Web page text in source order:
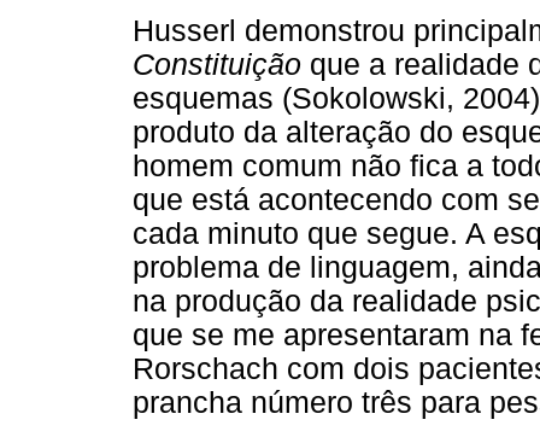
Husserl demonstrou
Constituição que a realidade
esquemas (Sokolowski,
produto da alteração do
homem comum não fica a
que está acontecendo com
cada minuto que segue. A
problema de linguagem,
na produção da realidade
que se me apresentaram na
Rorschach com dois
prancha número três para